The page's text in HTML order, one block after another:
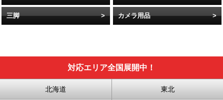
三脚 カメラ用品
対応エリア全国展開中！
北海道 東北